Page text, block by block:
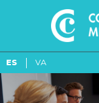
ES VA